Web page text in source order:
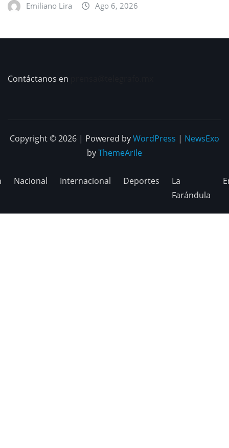
Emiliano Lira Ago 6, 2026
Contáctanos en
Copyright © 2026 | Powered byWordPress | NewsExo
byThemeArile
Nacional Internacional Deportes
La
Farándula